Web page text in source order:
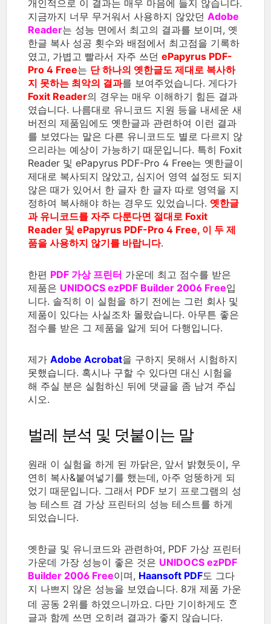
개인적으로 이 결과는 매우 마음에 들지 않습니다.
지금까지 너무 무거워서 사용하지 않았던 Adobe
Reader는 성능 면에서 최고의 결과를 보이며, 옛
한글 복사 성공 횟수와 배점에서 최고점을 기록하
였고, 가볍고 빨라서 자주 쓰던 ePapyrus PDF-
Pro 4 Free는 단 하나의 옛한글도 제대로 복사하
지 못하는 최악의 결과를 보여주었습니다. 게다가
Foxit Reader의 경우는 매우 이해하기 힘든 결과
였습니다. 나름대로 유니코드 지원 등을 내세운 새
버전의 제품임에도 옛한글과 관련하여 이런 결과
를 보였다는 말은 다른 유니코드도 별로 다르지 않
으리라는 예상이 가능하기 때문입니다. 특히 Foxit
Reader 및 ePapyrus PDF-Pro 4 Free는 옛한글이
제대로 복사되지 않았고, 심지어 영역 설정도 되지
않은 때가 있어서 한 글자 한 글자 따로 영역을 지
정하여 복사해야 하는 경우도 있었습니다. 옛한글
과 유니코드를 자주 다룬다면 절대로 Foxit
Reader 및 ePapyrus PDF-Pro 4 Free, 이 두 제
품을 사용하지 않기를 바랍니다.
한편 PDF 가상 프린터 가운데 최고 점수를 받은
제품은 UNIDOCS ezPDF Builder 2006 Free입
니다. 솔직히 이 실험을 하기 전에는 그런 회사 및
제품이 있다는 사실조차 몰랐습니다. 아무튼 좋은
점수를 받은 그 제품을 알게 되어 다행입니다.
제가 Adobe Acrobat을 구하지 못해서 시험하지
못했습니다. 혹시나 구할 수 있다면 대신 시험을
해 주실 분은 실험하신 뒤에 댓글을 좀 남겨 주십
시오.
벌레 분석 및 덧붙이는 말
원래 이 실험을 하게 된 까닭은, 앞서 밝혔듯이, 우
연히 복사&붙여넣기를 했는데, 아주 엉뚱하게 되
었기 때문입니다. 그래서 PDF 보기 프로그램의 성
능 테스트 겸 가상 프린터의 성능 테스트를 하게
되었습니다.
옛한글 및 유니코드와 관련하여, PDF 가상 프린터
가운데 가장 성능이 좋은 것은 UNIDOCS ezPDF
Builder 2006 Free이며, Haansoft PDF도 그다
지 나쁘지 않은 성능을 보였습니다. 8개 제품 가운
데 공동 2위를 하였으니까요. 다만 기이하게도 ᄒᆞᆫ
글과 함께 쓰면 오히려 결과가 좋지 않습니다.